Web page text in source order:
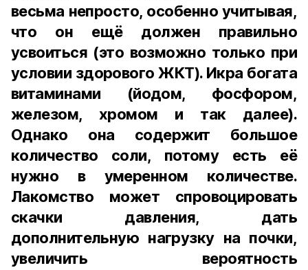
весьма непросто, особенно учитывая,
что он ещё должен правильно
усвоиться (это возможно только при
условии здорового ЖКТ). Икра богата
витаминами (йодом, фосфором,
железом, хромом и так далее).
Однако она содержит большое
количество соли, потому есть её
нужно в умеренном количестве.
Лакомство может спровоцировать
скачки давления, дать
дополнительную нагрузку на почки,
увеличить вероятность